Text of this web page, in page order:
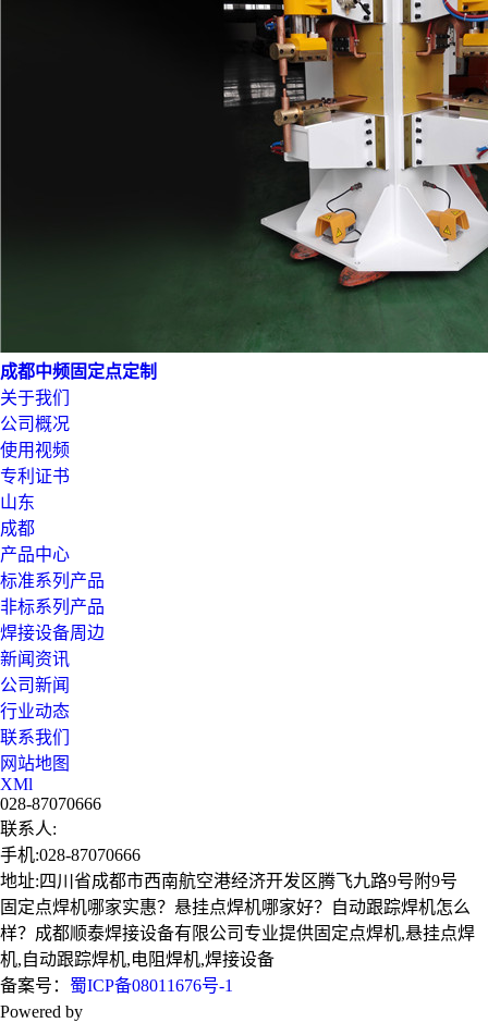
成都中频固定点定制
关于我们
公司概况
使用视频
专利证书
山东
成都
产品中心
标准系列产品
非标系列产品
焊接设备周边
新闻资讯
公司新闻
行业动态
联系我们
网站地图
XMl
028-87070666
联系人:
手机:028-87070666
地址:四川省成都市西南航空港经济开发区腾飞九路9号附9号
固定点焊机哪家实惠？悬挂点焊机哪家好？自动跟踪焊机怎么
样？成都顺泰焊接设备有限公司专业提供固定点焊机,悬挂点焊
机,自动跟踪焊机,电阻焊机,焊接设备
备案号： 蜀ICP备08011676号-1
Powered by